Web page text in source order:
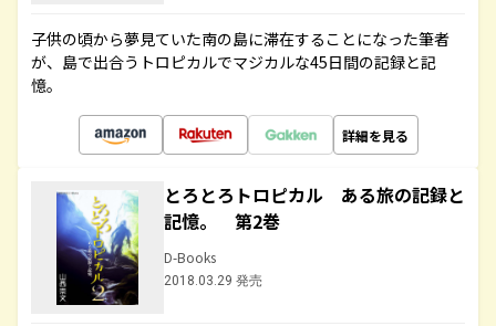
子供の頃から夢見ていた南の島に滞在することになった筆者
が、島で出合うトロピカルでマジカルな45日間の記録と記
憶。
詳細を見る
とろとろトロピカル ある旅の記録と
記憶。 第2巻
D-Books
2018.03.29 発売